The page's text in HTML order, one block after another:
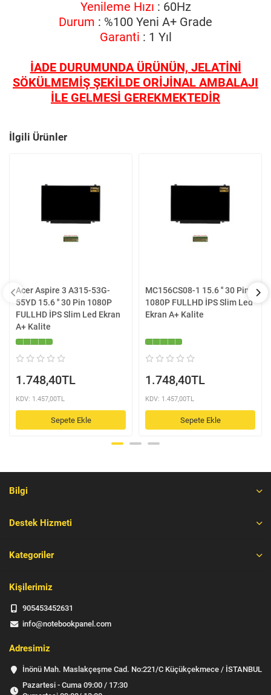
Yenileme Hızı : 60Hz
Durum : %100 Yeni A+ Grade
Garanti : 1 Yıl
İADE DURUMUNDA ÜRÜNÜN, JELATİNİ
SÖKÜLMEMİŞ ŞEKİLDE ORİJİNAL AMBALAJI
İLE GELMESİ GEREKMEKTEDİR
İlgili Ürünler
Acer Aspire 3 A315-53G-
55YD 15.6 '' 30 Pin 1080P
FULLHD İPS Slim Led Ekran
A+ Kalite
1.748,40TL
KDV: 1.457,00TL
Sepete Ekle
MC156CS08-1 15.6 '' 30 Pin
1080P FULLHD İPS Slim Led
Ekran A+ Kalite
1.748,40TL
KDV: 1.457,00TL
Sepete Ekle
Bilgi
Destek Hizmeti
Kategoriler
Kişilerimiz
905453452631
info@notebookpanel.com
Adresimiz
İnönü Mah. Maslakçeşme Cad. No:221/C Küçükçekmece / İSTANBUL
Pazartesi - Cuma 09:00 / 17:30